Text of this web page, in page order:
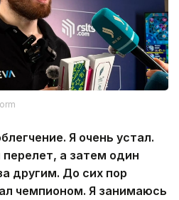
Я очень устал.
а затем один
другим. До сих пор
чемпионом. Я занимаюсь